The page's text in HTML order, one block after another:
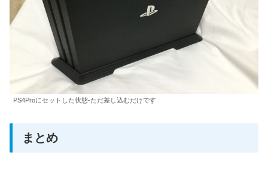
PS4Proにセットした状態-ただ差し込むだけです
まとめ